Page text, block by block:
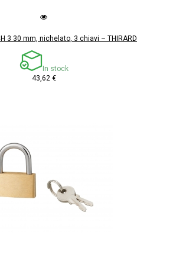
3 30 mm, nichelato, 3 chiavi – THIRARD
In stock
43,62 €